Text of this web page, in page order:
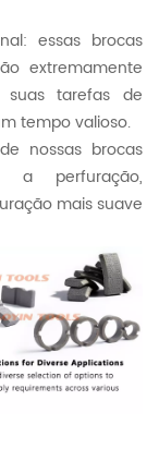
essas brocas
extremamente
suas tarefas de
tempo valioso.
nossas brocas
a perfuração,
mais suave